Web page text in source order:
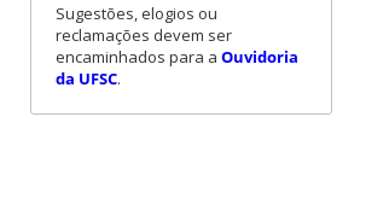
Sugestões, elogios ou
reclamações devem ser
encaminhados para a Ouvidoria
da UFSC.